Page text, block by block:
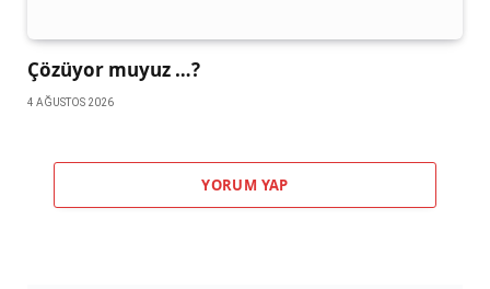
Çözüyor muyuz …?
4 AĞUSTOS 2026
YORUM YAP